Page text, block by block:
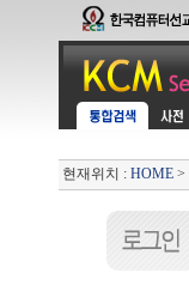
현재위치 : HOME >